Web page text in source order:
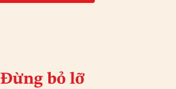
Đừng bỏ lỡ